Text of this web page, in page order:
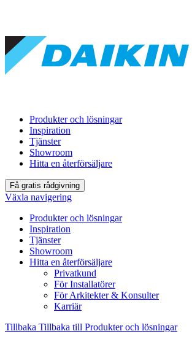
Produkter och lösningar
Inspiration
Tjänster
Showroom
Hitta en återförsäljare
Få gratis rådgivning
Växla navigering
Produkter och lösningar
Inspiration
Tjänster
Showroom
Hitta en återförsäljare
Privatkund
För Installatörer
För Arkitekter & Konsulter
Karriär
Tillbaka Tillbaka till Produkter och lösningar